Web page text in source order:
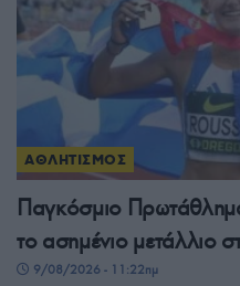
ΑΘΛΗΤΙΣΜΟΣ
Παγκόσμιο
το ασημένιο μετάλλιο
9/08/2026 - 11:22πμ